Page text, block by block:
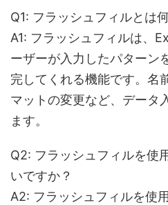
Q1: フラッシュフィルとは
A1: フラッシュフィルは、
ーザーが入力したパターン
完してくれる機能です。名
マットの変更など、データ
ます。
Q2: フラッシュフィルを使
いですか？
A2: フラッシュフィルを使